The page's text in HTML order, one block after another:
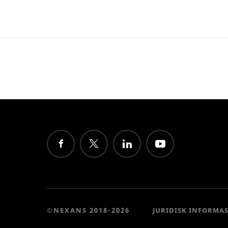
©NEXANS 2018-2026 JURIDISK